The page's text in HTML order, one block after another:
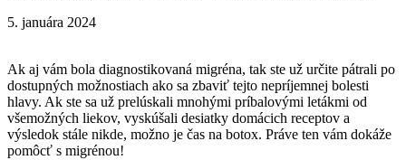
5. januára 2024
Ak aj vám bola diagnostikovaná migréna, tak ste už určite pátrali po
dostupných možnostiach ako sa zbaviť tejto nepríjemnej bolesti
hlavy. Ak ste sa už prelúskali mnohými príbalovými letákmi od
všemožných liekov, vyskúšali desiatky domácich receptov a
výsledok stále nikde, možno je čas na botox. Práve ten vám dokáže
pomôcť s migrénou!